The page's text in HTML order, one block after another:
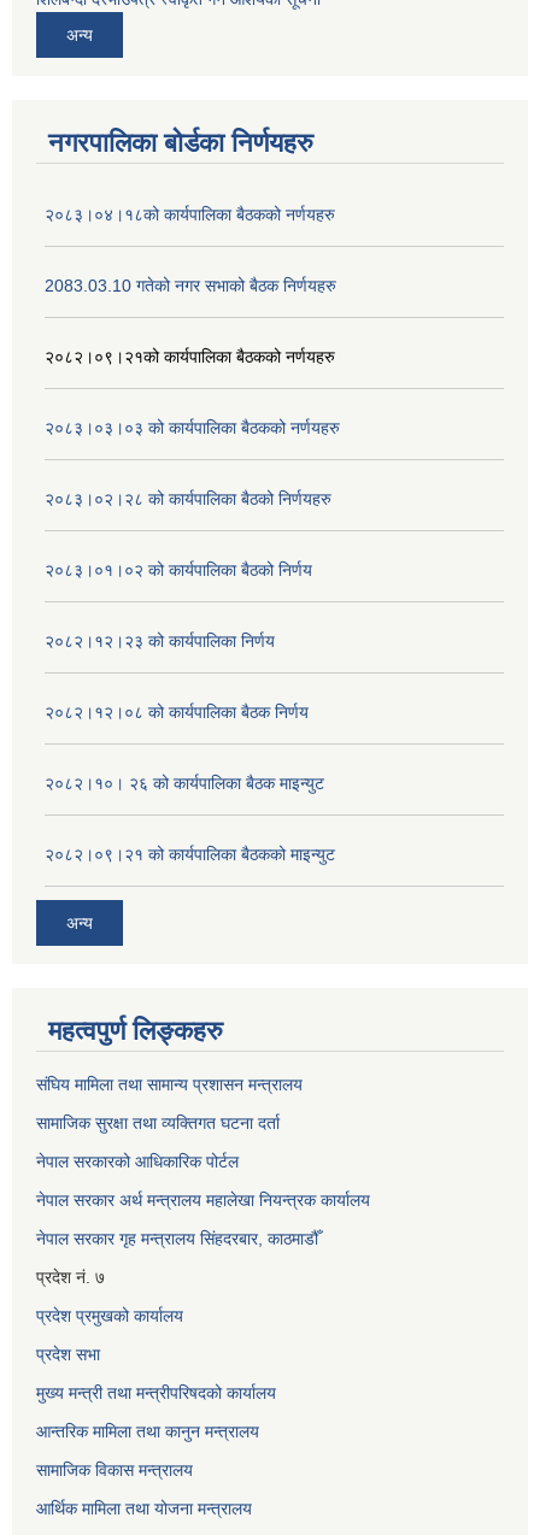
अन्य
नगरपालिका बोर्डका निर्णयहरु
२०८३।०४।१८को कार्यपालिका बैठकको नर्णयहरु
2083.03.10 गतेको नगर सभाको बैठक निर्णयहरु
२०८२।०९।२१को कार्यपालिका बैठकको नर्णयहरु
२०८३।०३।०३ को कार्यपालिका बैठकको नर्णयहरु
२०८३।०२।२८ को कार्यपालिका बैठको निर्णयहरु
२०८३।०१।०२ को कार्यपालिका बैठको निर्णय
२०८२।१२।२३ को कार्यपालिका निर्णय
२०८२।१२।०८ को कार्यपालिका बैठक निर्णय
२०८२।१०। २६ को कार्यपालिका बैठक माइन्युट
२०८२।०९।२१ को कार्यपालिका बैठकको माइन्युट
अन्य
महत्वपुर्ण लिङ्कहरु
संघिय मामिला तथा सामान्य प्रशासन मन्त्रालय
सामाजिक सुरक्षा तथा व्यक्तिगत घटना दर्ता
नेपाल सरकारको आधिकारिक पोर्टल
नेपाल सरकार अर्थ मन्त्रालय महालेखा नियन्त्रक कार्यालय
नेपाल सरकार गृह मन्त्रालय सिंहदरबार, काठमाडौँ
प्रदेश नं. ७
प्रदेश प्रमुखको कार्यालय
प्रदेश सभा
मुख्य मन्त्री तथा मन्त्रीपरिषदको कार्यालय
आन्तरिक मामिला तथा कानुन मन्त्रालय
सामाजिक विकास मन्त्रालय
आर्थिक मामिला तथा योजना मन्त्रालय